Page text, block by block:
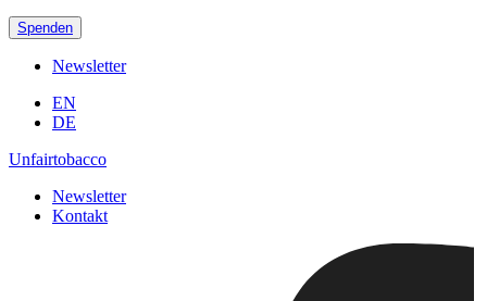
Spenden
Newsletter
EN
DE
Unfairtobacco
Newsletter
Kontakt